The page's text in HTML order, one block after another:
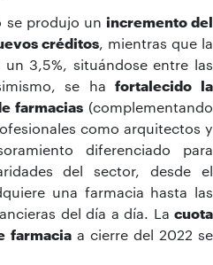
se produjo un incremento del
créditos, mientras que la
3,5%, situándose entre las
se hafortalecido la
farmacias(complementando
como arquitectos y
diferenciado para
del sector, desde el
una farmacia hasta las
del día a día. La cuota
farmaciaa cierre del 2022 se